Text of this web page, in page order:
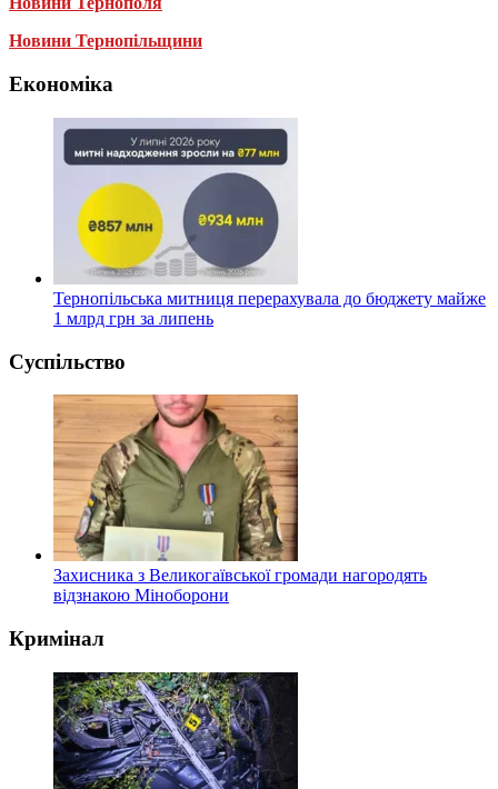
Новини Тернопільщини
Економіка
Тернопільська митниця перерахувала до бюджету майже
1 млрд грн за липень
Суспільство
Захисника з Великогаївської громади нагородять
відзнакою Міноборони
Кримінал